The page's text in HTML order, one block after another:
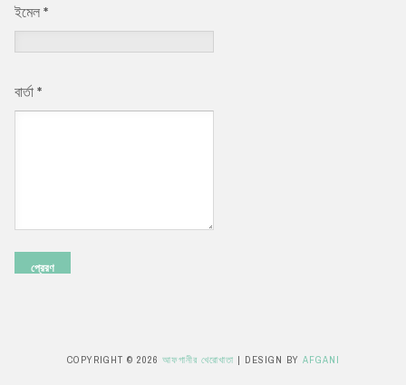
ইমেল*
বার্তা*
COPYRIGHT © 2026 আফগানীর খেরোখাতা | DESIGN BY AFGANI